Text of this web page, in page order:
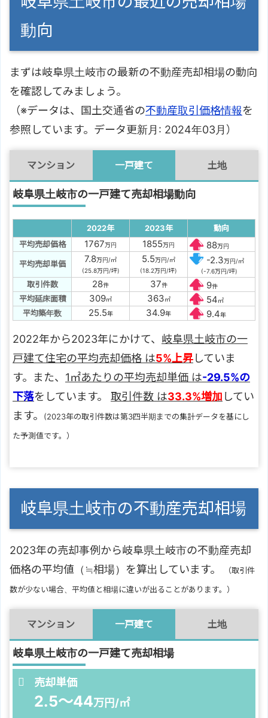
動向
まずは岐阜県土岐市の最新の不動産売却相場の動向
を確認してみましょう。
（※データは、国土交通省の不動産取引価格情報を
参照しています。データ更新月: 2024年03月）
マンション 一戸建て 土地
岐阜県土岐市の一戸建て売却相場動向
2022年 2023年
動向
平均売却価格
1767万円 1855万円 88万円
平均売却単価 7.8万円/㎡
(25.8万円/坪)
5.5万円/㎡
(18.2万円/坪)
-2.3万円/㎡
(-7.6万円/坪)
取引件数 28件 37件 9件
平均延床面積 309㎡ 363㎡ 54㎡
平均築年数 25.5年 34.9年 9.4年
2022年から2023年にかけて、 岐阜県土岐市の一
戸建て住宅の平均売却価格 は5%上昇していま
す。また、 1㎡あたりの平均売却単価 は-29.5%の
下落をしています。 取引件数 は33.3%増加 してい
ます。
(2023年の取引件数は第3四半期までの集計データを基にし
た予測値です。）
岐阜県土岐市の不動産売却相場
2023年の売却事例から岐阜県土岐市の不動産売却
価格の平均値（≒相場）を算出しています。
（取引件
数が少ない場合、平均値と相場に違いが出ることがあります。）
マンション 一戸建て 土地
岐阜県土岐市の一戸建て売却相場
売却単価
2.5～44万円/㎡